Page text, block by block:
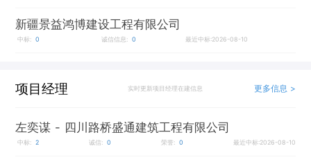
新疆景益鸿博建设工程有限公司
中标: 0 诚信信息: 0 最近中标:2026-08-10
项目经理 实时更新项目经理在建信息 更多信息 >
左奕谋 - 四川路桥盛通建筑工程有限公司
中标: 2 诚信: 0 荣誉: 0 最近中标:2026-08-10